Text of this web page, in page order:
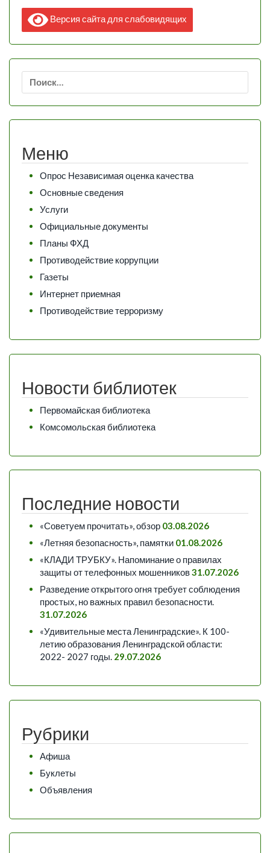
Версия сайта для слабовидящих
Найти:
Меню
Опрос Независимая оценка качества
Основные сведения
Услуги
Официальные документы
Планы ФХД
Противодействие коррупции
Газеты
Интернет приемная
Противодействие терроризму
Новости библиотек
Первомайская библиотека
Комсомольская библиотека
Последние новости
«Советуем прочитать», обзор 03.08.2026
«Летняя безопасность», памятки 01.08.2026
«КЛАДИ ТРУБКУ». Напоминание о правилах
защиты от телефонных мошенников31.07.2026
Разведение открытого огня требует соблюдения
простых, но важных правил безопасности.
31.07.2026
«Удивительные места Ленинградские». К 100-
летию образования Ленинградской области:
2022- 2027 годы. 29.07.2026
Рубрики
Афиша
Буклеты
Объявления